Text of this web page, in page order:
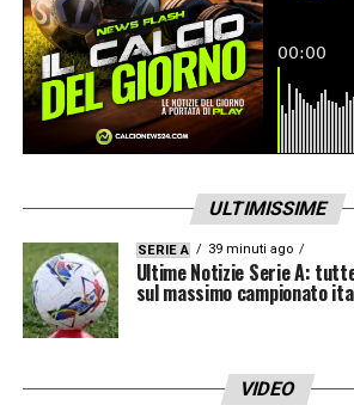
ULTIMISSIME
SERIE A 39 minuti ago
Ultime Notizie Serie A:
sul massimo campionato
VIDEO